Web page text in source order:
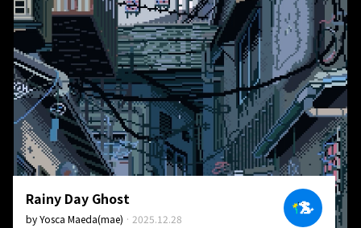
Rainy Day Ghost
byYosca Maeda(mae) · 2025.12.28